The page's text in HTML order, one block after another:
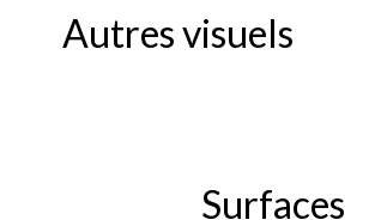
Autres visuels
Surfaces